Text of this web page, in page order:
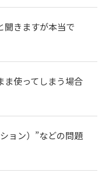
聞きますが本当で
ま使ってしまう場合
ョン）”などの問題